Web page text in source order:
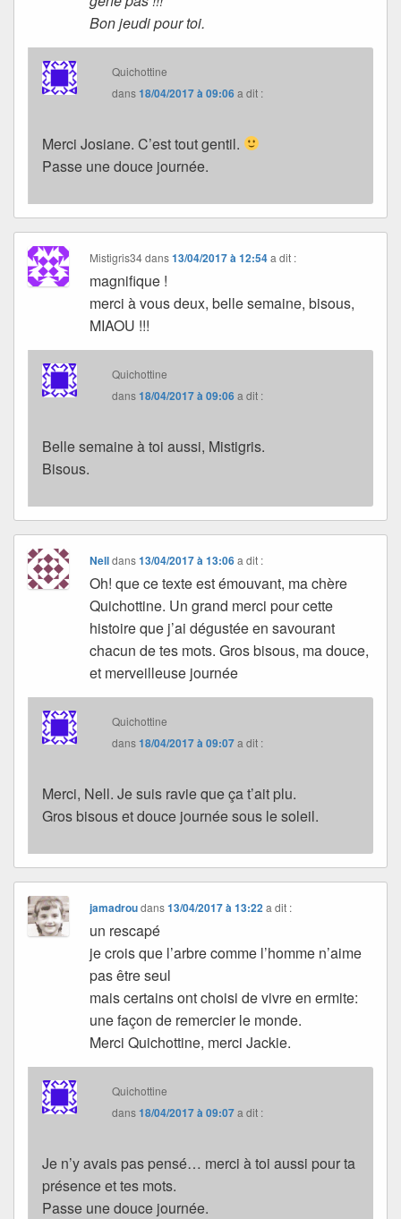
Bon jeudi pour toi.
Quichottine
dans18/04/2017 à 09:06a dit :
Merci Josiane. C’est tout gentil.
Passe une douce journée.
Mistigris34dans13/04/2017 à 12:54 a dit :
magnifique !
merci à vous deux, belle semaine, bisous,
MIAOU !!!
Quichottine
dans18/04/2017 à 09:06a dit :
Belle semaine à toi aussi, Mistigris.
Bisous.
Nelldans13/04/2017 à 13:06 a dit :
Oh! que ce texte est émouvant, ma chère
Quichottine. Un grand merci pour cette
histoire que j’ai dégustée en savourant
chacun de tes mots. Gros bisous, ma douce,
et merveilleuse journée
Quichottine
dans18/04/2017 à 09:07a dit :
Merci, Nell. Je suis ravie que ça t’ait plu.
Gros bisous et douce journée sous le soleil.
jamadroudans13/04/2017 à 13:22 a dit :
un rescapé
je crois que l’arbre comme l’homme n’aime
pas être seul
mais certains ont choisi de vivre en ermite:
une façon de remercier le monde.
Merci Quichottine, merci Jackie.
Quichottine
dans18/04/2017 à 09:07a dit :
Je n’y avais pas pensé… merci à toi aussi pour ta
présence et tes mots.
Passe une douce journée.